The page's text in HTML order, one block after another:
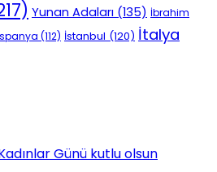
Yunan Adaları (135) İbrahim
(112) İstanbul (120) İtalya